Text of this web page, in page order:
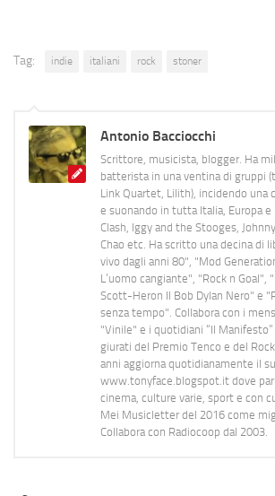
Tag: indie italiani rock stoner
Antonio Bacciocchi
Scrittore, musicista, blogger. Ha
batterista in una ventina di gruppi
Link Quartet, Lilith), incidendo una
e suonando in tutta Italia, Europa e
Clash, Iggy and the Stooges,
Chao etc. Ha scritto una decina di
vivo dagli anni 80", "Mod
L’uomo cangiante", "Rock n Goal",
Scott-Heron Il Bob Dylan Nero" e
senza tempo". Collabora con i
"Vinile" e i quotidiani “Il Manifesto”
giurati del Premio Tenco e del
anni aggiorna quotidianamente il
www.tonyface.blogspot.it dove
cinema, culture varie, sport e con
Mei Musicletter del 2016 come
Collabora con Radiocoop dal 2003.